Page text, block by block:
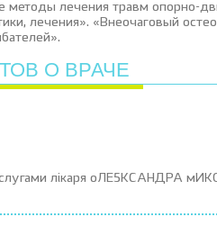
лечения травм опорно-
лечения». «Внеочаговый
О ВРАЧЕ
лікаря оЛЕ5КСАНДРА